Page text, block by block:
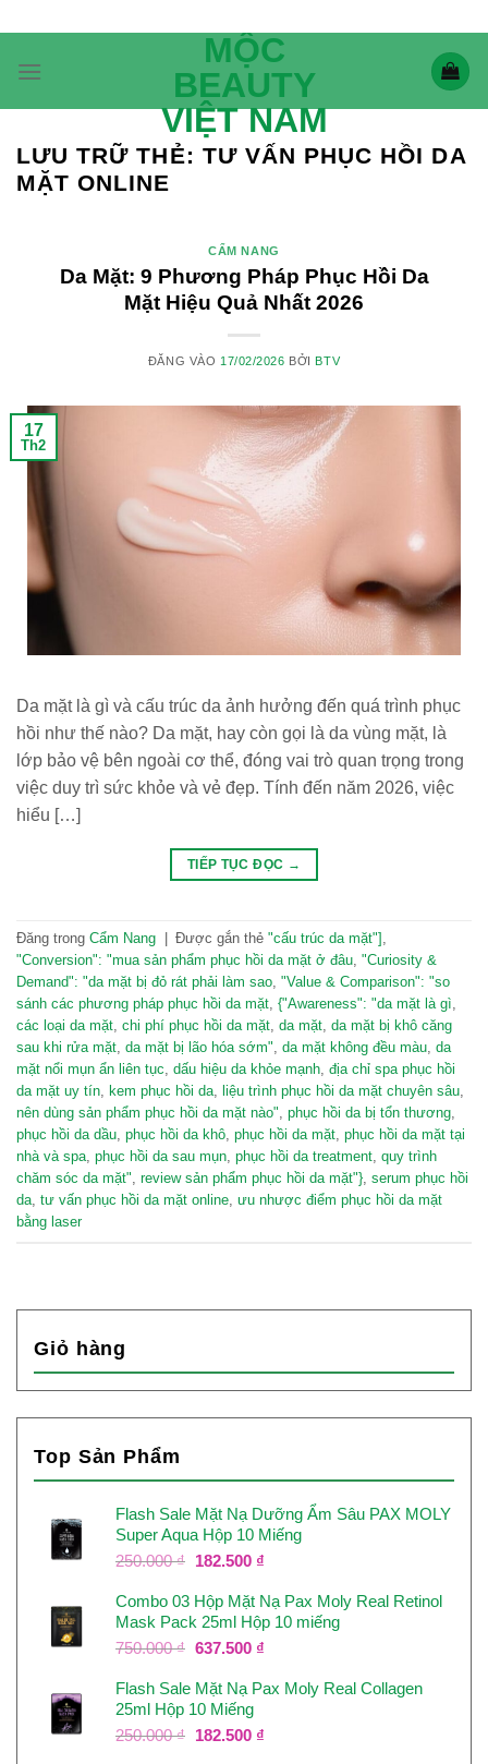
nội
MỘC
BEAUTY
VIỆT NAM
LƯU TRỮ THẺ: TƯ VẤN PHỤC HỒI DA
MẶT ONLINE
CẨM NANG
Da Mặt: 9 Phương Pháp Phục Hồi Da
Mặt Hiệu Quả Nhất 2026
ĐĂNG VÀO 17/02/2026 BỞI BTV
17
Th2
Da mặt là gì và cấu trúc da ảnh hưởng đến quá trình phục
hồi như thế nào? Da mặt, hay còn gọi là da vùng mặt, là
lớp bảo vệ bên ngoài cơ thể, đóng vai trò quan trọng trong
việc duy trì sức khỏe và vẻ đẹp. Tính đến năm 2026, việc
hiểu […]
TIẾP TỤC ĐỌC →
Đăng trong Cẩm Nang Được gắn thẻ "cấu trúc da mặt"] ,
"Conversion": "mua sản phẩm phục hồi da mặt ở đâu, "Curiosity &
Demand": "da mặt bị đỏ rát phải làm sao, "Value & Comparison": "so
sánh các phương pháp phục hồi da mặt, {"Awareness": "da mặt là gì,
các loại da mặt, chi phí phục hồi da mặt, da mặt, da mặt bị khô căng
sau khi rửa mặt, da mặt bị lão hóa sớm", da mặt không đều màu, da
mặt nổi mụn ẩn liên tục, dấu hiệu da khỏe mạnh, địa chỉ spa phục hồi
da mặt uy tín, kem phục hồi da, liệu trình phục hồi da mặt chuyên sâu,
nên dùng sản phẩm phục hồi da mặt nào", phục hồi da bị tổn thương,
phục hồi da dầu, phục hồi da khô, phục hồi da mặt, phục hồi da mặt tại
nhà và spa, phục hồi da sau mụn, phục hồi da treatment, quy trình
chăm sóc da mặt", review sản phẩm phục hồi da mặt"}, serum phục hồi
da, tư vấn phục hồi da mặt online, ưu nhược điểm phục hồi da mặt
bằng laser
Giỏ hàng
Top Sản Phẩm
Flash Sale Mặt Nạ Dưỡng Ẩm Sâu PAX MOLY
Super Aqua Hộp 10 Miếng
250.000₫ Giá
là:
250.000 ₫.
182.500 ₫Giá
tại
là:
182.500 ₫.
Combo 03 Hộp Mặt Nạ Pax Moly Real Retinol
Mask Pack 25ml Hộp 10 miếng
750.000₫ Giá
là:
750.000 ₫.
637.500 ₫Giá
tại
637.500 ₫.
Flash Sale Mặt Nạ Pax Moly Real Collagen
25ml Hộp 10 Miếng
250.000₫ Giá
182.500 ₫Giá